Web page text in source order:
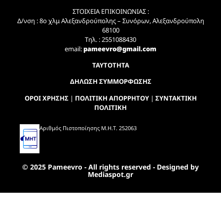
ΣΤΟΙΧΕΙΑ ΕΠΙΚΟΙΝΩΝΙΑΣ :
Δ/νση : 8ο χλμ Αλεξανδρούπολης – Συνόρων, Αλεξανδρούπολη
68100
Τηλ. : 2551088430
email:pameevro@gmail.com
ΤΑΥΤΟΤΗΤΑ
ΔΗΛΩΣΗ ΣΥΜΜΟΡΦΩΣΗΣ
ΟΡΟΙ ΧΡΗΣΗΣ| ΠΟΛΙΤΙΚΗ ΑΠΟΡΡΗΤΟΥ| ΣΥΝΤΑΚΤΙΚΗ
ΠΟΛΙΤΙΚΗ
Αριθμός Πιστοποίησης Μ.Η.Τ. 252063
© 2025 Pameevro - All rights reserved - Designed by
Mediaspot.gr